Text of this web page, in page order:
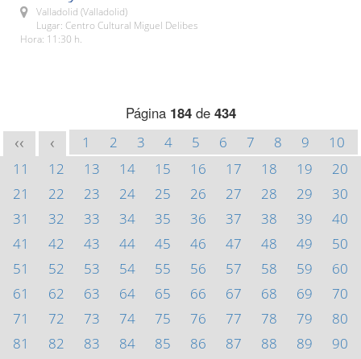
Valladolid (Valladolid)
Lugar: Centro Cultural Miguel Delibes
Hora: 11:30 h.
Página 184de 434
<< < 1 2 3 4 5 6 7 8 9
10
11
12 13 14 15 16 17 18 19
20
21
22 23 24 25 26 27 28 29
30
31
32 33 34 35 36 37 38 39
40
41
42 43 44 45 46 47 48 49
50
51
52 53 54 55 56 57 58 59
60
61
62 63 64 65 66 67 68 69
70
71
72 73 74 75 76 77 78 79
80
81
82 83 84 85 86 87 88 89
90